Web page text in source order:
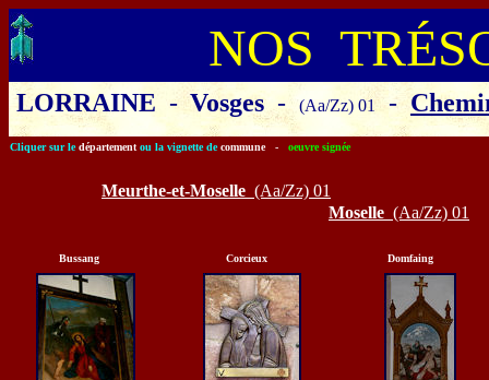
NOS
LORRAINE - Vosges - (Aa/Zz) 01 -
Cliquer sur le département ou la vignette de commune - oeuvre signée
Meurthe-et-Moselle (Aa/Zz) 01
Moselle (Aa/Zz) 01
Bussang Corcieux Domfaing